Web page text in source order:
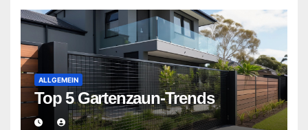
ALLGEMEIN
Top 5 Gartenzaun-Trends